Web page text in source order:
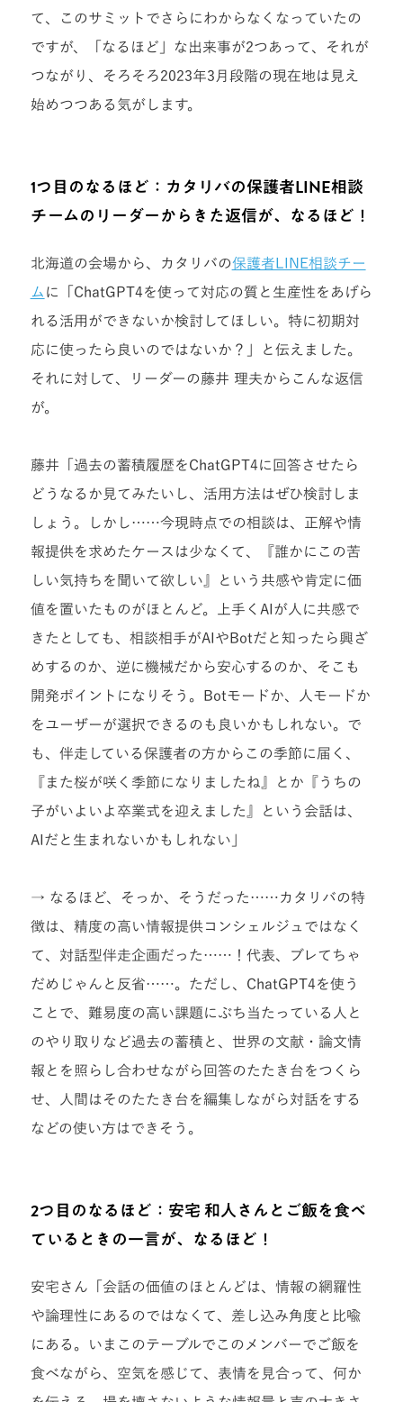
て、このサミットでさらにわからなくなっていたの
ですが、「なるほど」な出来事が2つあって、それが
つながり、そろそろ2023年3月段階の現在地は見え
始めつつある気がします。
1つ目のなるほど：カタリバの保護者LINE相談
チームのリーダーからきた返信が、なるほど！
北海道の会場から、カタリバの保護者LINE相談チー
ム に「ChatGPT4を使って対応の質と生産性をあげら
れる活用ができないか検討してほしい。特に初期対
応に使ったら良いのではないか？」と伝えました。
それに対して、リーダーの藤井 理夫からこんな返信
が。
藤井「過去の蓄積履歴をChatGPT4に回答させたら
どうなるか見てみたいし、活用方法はぜひ検討しま
しょう。しかし……今現時点での相談は、正解や情
報提供を求めたケースは少なくて、『誰かにこの苦
しい気持ちを聞いて欲しい』という共感や肯定に価
値を置いたものがほとんど。上手くAIが人に共感で
きたとしても、相談相手がAIやBotだと知ったら興ざ
めするのか、逆に機械だから安心するのか、そこも
開発ポイントになりそう。Botモードか、人モードか
をユーザーが選択できるのも良いかもしれない。で
も、伴走している保護者の方からこの季節に届く、
『また桜が咲く季節になりましたね』とか『うちの
子がいよいよ卒業式を迎えました』という会話は、
AIだと生まれないかもしれない」
→ なるほど、そっか、そうだった……カタリバの特
徴は、精度の高い情報提供コンシェルジュではなく
て、対話型伴走企画だった……！代表、ブレてちゃ
だめじゃんと反省……。ただし、ChatGPT4を使う
ことで、難易度の高い課題にぶち当たっている人と
のやり取りなど過去の蓄積と、世界の文献・論文情
報とを照らし合わせながら回答のたたき台をつくら
せ、人間はそのたたき台を編集しながら対話をする
などの使い方はできそう。
2つ目のなるほど：安宅 和人さんとご飯を食べ
ているときの一言が、なるほど！
安宅さん「会話の価値のほとんどは、情報の網羅性
や論理性にあるのではなくて、差し込み角度と比喩
にある。いまこのテーブルでこのメンバーでご飯を
食べながら、空気を感じて、表情を見合って、何か